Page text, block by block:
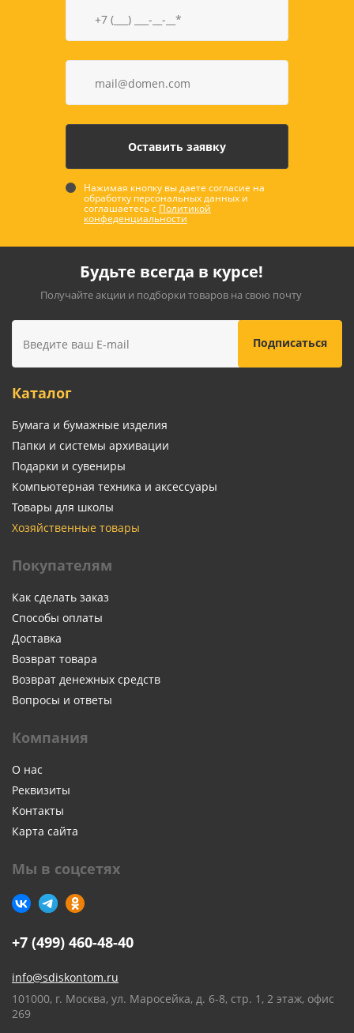
Нажимая кнопку вы даете согласие на
обработку персональных данных и
соглашаетесь с Политикой
конфеденциальности
Будьте всегда в курсе!
Получайте акции и подборки товаров на свою почту
Каталог
Бумага и бумажные изделия
Папки и системы архивации
Подарки и сувениры
Компьютерная техника и аксессуары
Товары для школы
Хозяйственные товары
Покупателям
Как сделать заказ
Способы оплаты
Доставка
Возврат товара
Возврат денежных средств
Вопросы и ответы
Компания
О нас
Реквизиты
Контакты
Карта сайта
Мы в соцсетях
+7 (499) 460-48-40
info@sdiskontom.ru
101000, г. Москва, ул. Маросейка, д. 6-8, стр. 1, 2 этаж, офис
269